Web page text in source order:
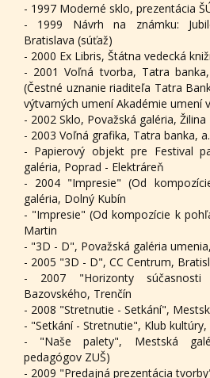
- 1997 Moderné sklo, prezentácia
- 1999 Návrh na známku:
Bratislava (súťaž)
- 2000 Ex Libris, Štátna vedecká
- 2001 Voľná tvorba, Tatra
(Čestné uznanie riaditeľa Tatra
výtvarných umení Akadémie umení
- 2002 Sklo, Považská galéria, Žilina
- 2003 Voľná grafika, Tatra banka,
- Papierový objekt pre Festival
galéria, Poprad - Elektráreň
- 2004 "Impresie" (Od
galéria, Dolný Kubín
- "Impresie" (Od kompozície k
Martin
- "3D - D", Považská galéria
- 2005 "3D - D", CC Centrum,
- 2007 "Horizonty
Bazovského, Trenčín
- 2008 "Stretnutie - Setkání",
- "Setkání - Stretnutie", Klub
- "Naše palety", Mestská
pedagógov ZUŠ)
- 2009 "Predajná prezentácia